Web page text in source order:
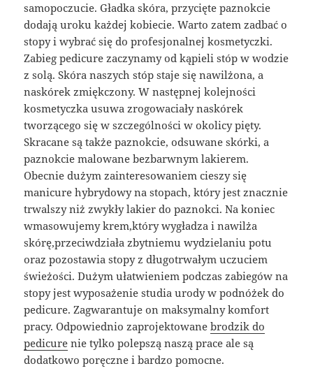
samopoczucie. Gładka skóra, przycięte paznokcie
dodają uroku każdej kobiecie. Warto zatem zadbać o
stopy i wybrać się do profesjonalnej kosmetyczki.
Zabieg pedicure zaczynamy od kąpieli stóp w wodzie
z solą. Skóra naszych stóp staje się nawilżona, a
naskórek zmiękczony. W następnej kolejności
kosmetyczka usuwa zrogowaciały naskórek
tworzącego się w szczególności w okolicy pięty.
Skracane są także paznokcie, odsuwane skórki, a
paznokcie malowane bezbarwnym lakierem.
Obecnie dużym zainteresowaniem cieszy się
manicure hybrydowy na stopach, który jest znacznie
trwalszy niż zwykły lakier do paznokci. Na koniec
wmasowujemy krem,który wygładza i nawilża
skórę,przeciwdziała zbytniemu wydzielaniu potu
oraz pozostawia stopy z długotrwałym uczuciem
świeżości. Dużym ułatwieniem podczas zabiegów na
stopy jest wyposażenie studia urody w podnóżek do
pedicure. Zagwarantuje on maksymalny komfort
pracy. Odpowiednio zaprojektowanebrodzik do
pedicure nie tylko polepszą naszą prace ale są
dodatkowo poręczne i bardzo pomocne.